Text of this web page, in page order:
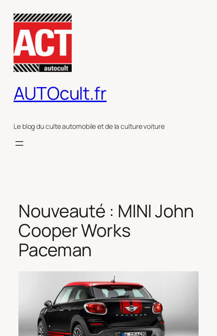
contenu
AUTOcult.fr
Le blog du culte automobile et de la culture voiture
Nouveauté : MINI John
Cooper Works
Paceman